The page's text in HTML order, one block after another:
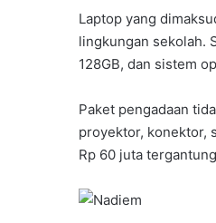
Laptop yang
lingkungan sekolah.
128GB, dan sistem
Paket pengadaan
proyektor, konektor,
Rp 60 juta